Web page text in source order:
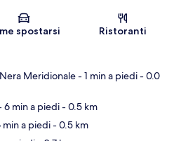
spostarsi Ristoranti
Meridionale- 1 min a piedi- 0.0
6 min a piedi- 0.5 km
min a piedi- 0.5 km